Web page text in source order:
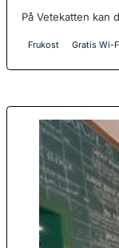
På Vetekatten kan
Frukost Gratis Wi-